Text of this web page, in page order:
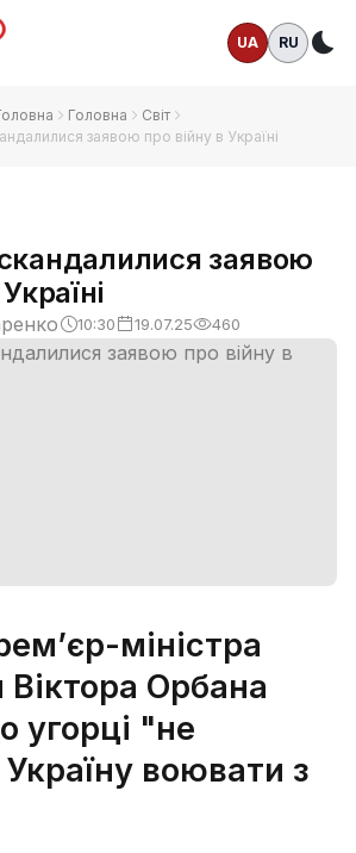
UA RU
Головна
Світ
заявою про війну в Україні
заявою
10:30 19.07.25 460
міністра
Орбана
угорці "не
воювати з